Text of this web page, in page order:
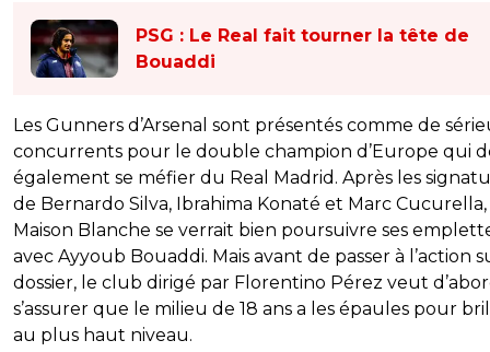
PSG : Le Real fait tourner la tête de
Bouaddi
Les Gunners d’Arsenal sont présentés comme de
concurrents pour le double champion d’Europe qui
également se méfier du Real Madrid. Après les
de Bernardo Silva, Ibrahima Konaté et Marc Cucurella,
Maison Blanche se verrait bien poursuivre ses
avec Ayyoub Bouaddi. Mais avant de passer à l’action
dossier, le club dirigé par Florentino Pérez veut
s’assurer que le milieu de 18 ans a les épaules pour
au plus haut niveau.